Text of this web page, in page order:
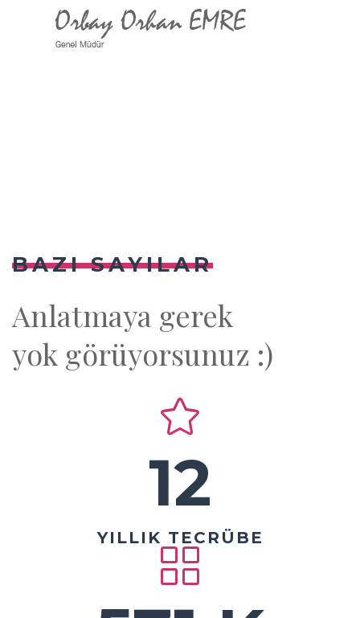
BAZI SAYILAR
Anlatmaya gerek
yok görüyorsunuz :)
12
YILLIK TECRÜBE